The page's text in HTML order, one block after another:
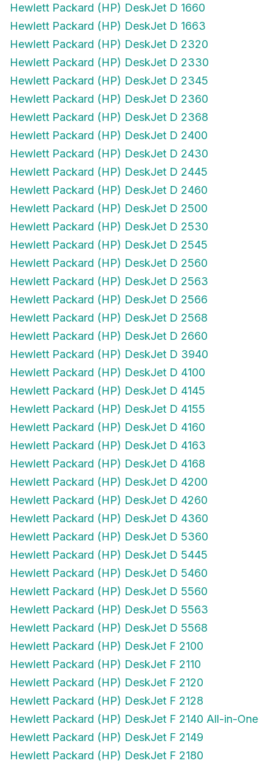
Hewlett Packard (HP) DeskJet D 1660
Hewlett Packard (HP) DeskJet D 1663
Hewlett Packard (HP) DeskJet D 2320
Hewlett Packard (HP) DeskJet D 2330
Hewlett Packard (HP) DeskJet D 2345
Hewlett Packard (HP) DeskJet D 2360
Hewlett Packard (HP) DeskJet D 2368
Hewlett Packard (HP) DeskJet D 2400
Hewlett Packard (HP) DeskJet D 2430
Hewlett Packard (HP) DeskJet D 2445
Hewlett Packard (HP) DeskJet D 2460
Hewlett Packard (HP) DeskJet D 2500
Hewlett Packard (HP) DeskJet D 2530
Hewlett Packard (HP) DeskJet D 2545
Hewlett Packard (HP) DeskJet D 2560
Hewlett Packard (HP) DeskJet D 2563
Hewlett Packard (HP) DeskJet D 2566
Hewlett Packard (HP) DeskJet D 2568
Hewlett Packard (HP) DeskJet D 2660
Hewlett Packard (HP) DeskJet D 3940
Hewlett Packard (HP) DeskJet D 4100
Hewlett Packard (HP) DeskJet D 4145
Hewlett Packard (HP) DeskJet D 4155
Hewlett Packard (HP) DeskJet D 4160
Hewlett Packard (HP) DeskJet D 4163
Hewlett Packard (HP) DeskJet D 4168
Hewlett Packard (HP) DeskJet D 4200
Hewlett Packard (HP) DeskJet D 4260
Hewlett Packard (HP) DeskJet D 4360
Hewlett Packard (HP) DeskJet D 5360
Hewlett Packard (HP) DeskJet D 5445
Hewlett Packard (HP) DeskJet D 5460
Hewlett Packard (HP) DeskJet D 5560
Hewlett Packard (HP) DeskJet D 5563
Hewlett Packard (HP) DeskJet D 5568
Hewlett Packard (HP) DeskJet F 2100
Hewlett Packard (HP) DeskJet F 2110
Hewlett Packard (HP) DeskJet F 2120
Hewlett Packard (HP) DeskJet F 2128
Hewlett Packard (HP) DeskJet F 2140 All-in-One
Hewlett Packard (HP) DeskJet F 2149
Hewlett Packard (HP) DeskJet F 2180